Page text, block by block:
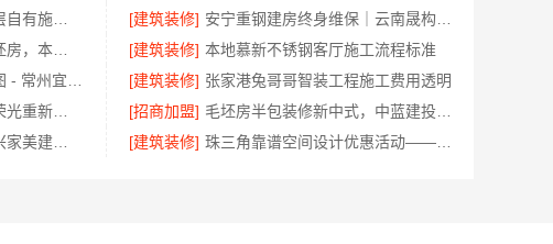
[建筑装修]
[建筑装修] 本地慕新不锈钢客厅施工流程标准
[建筑装修] 张家港兔哥哥智装工程施工费用透明
[招商加盟]
毛坯房半包装修新中式，中蓝建投（北京）建设有限公司武功分公司
[建筑装修] 珠三角靠谱空间设计优惠活动——广东鼎饰空间装饰工程有限公司